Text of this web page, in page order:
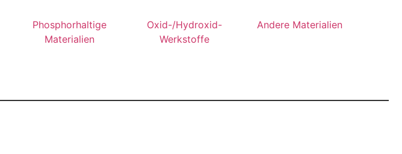
Phosphorhaltige
Materialien
Oxid-/Hydroxid-
Werkstoffe
Andere Materialien